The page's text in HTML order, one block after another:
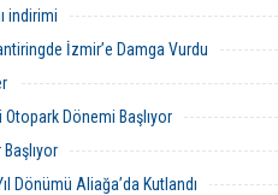
indirimi
İzmir’e Damga Vurdu
Dönemi Başlıyor
Dönümü Aliağa’da Kutlandı